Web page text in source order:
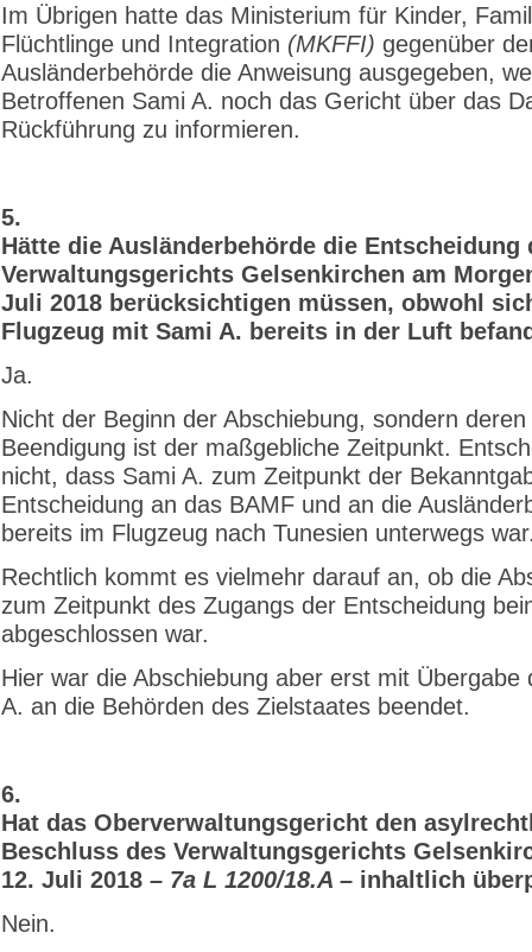
Im Übrigen hatte das Ministerium für Kinder,
Flüchtlinge und Integration (MKFFI) gegenüber
Ausländerbehörde die Anweisung ausgegeben,
Betroffenen Sami A. noch das Gericht über das
Rückführung zu informieren.
5.
Hätte die Ausländerbehörde die Entscheidung
Verwaltungsgerichts Gelsenkirchen am
Juli 2018 berücksichtigen müssen, obwohl
Flugzeug mit Sami A. bereits in der Luft
Ja.
Nicht der Beginn der Abschiebung, sondern deren
Beendigung ist der maßgebliche Zeitpunkt.
nicht, dass Sami A. zum Zeitpunkt der
Entscheidung an das BAMF und an die
bereits im Flugzeug nach Tunesien unterwegs
Rechtlich kommt es vielmehr darauf an, ob die
zum Zeitpunkt des Zugangs der Entscheidung
abgeschlossen war.
Hier war die Abschiebung aber erst mit Übergabe
A. an die Behörden des Zielstaates beendet.
6.
Hat das Oberverwaltungsgericht den
Beschluss des Verwaltungsgerichts
12. Juli 2018 – 7a L 1200/18.A – inhaltlich
Nein.